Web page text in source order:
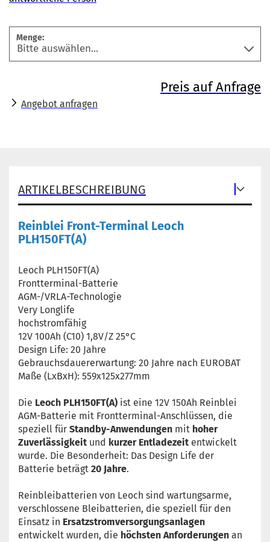
Menge:
Preis auf Anfrage
Angebot anfragen
ARTIKELBESCHREIBUNG
Reinblei Front-Terminal Leoch
PLH150FT(A)
Leoch PLH150FT(A)
Frontterminal-Batterie
AGM-/VRLA-Technologie
Very Longlife
hochstromfähig
12V 100Ah (C10) 1,8V/Z 25°C
Design Life: 20 Jahre
Gebrauchsdauererwartung: 20 Jahre nach EUROBAT
Maße (LxBxH): 559x125x277mm
Die Leoch PLH150FT(A) ist eine 12V 150Ah Reinblei
AGM-Batterie mit Frontterminal-Anschlüssen, die
speziell für Standby-Anwendungen mit hoher
Zuverlässigkeit und kurzer Entladezeit entwickelt
wurde. Die Besonderheit: Das Design Life der
Batterie beträgt 20 Jahre.
Reinbleibatterien von Leoch sind wartungsarme,
verschlossene Bleibatterien, die speziell für den
Einsatz in Ersatzstromversorgungsanlagen
entwickelt wurden, die höchsten Anforderungen an